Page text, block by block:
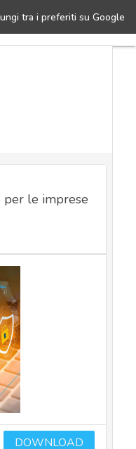
tra i preferiti su Google
ci insegna
per le imprese
DOWNLOAD